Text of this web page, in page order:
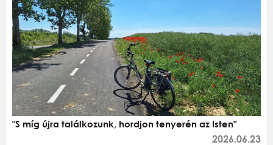
"S míg újra találkozunk, hordjon tenyerén az Isten"
2026.06.23